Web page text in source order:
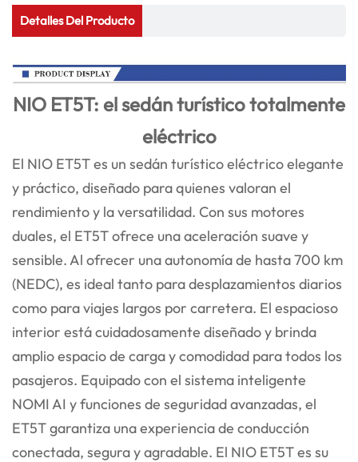
Detalles Del Producto
NIO ET5T: el sedán turístico totalmente
eléctrico
El NIO ET5T es un sedán turístico eléctrico elegante
y práctico, diseñado para quienes valoran el
rendimiento y la versatilidad. Con sus motores
duales, el ET5T ofrece una aceleración suave y
sensible. Al ofrecer una autonomía de hasta 700 km
(NEDC), es ideal tanto para desplazamientos diarios
como para viajes largos por carretera. El espacioso
interior está cuidadosamente diseñado y brinda
amplio espacio de carga y comodidad para todos los
pasajeros. Equipado con el sistema inteligente
NOMI AI y funciones de seguridad avanzadas, el
ET5T garantiza una experiencia de conducción
conectada, segura y agradable. El NIO ET5T es su